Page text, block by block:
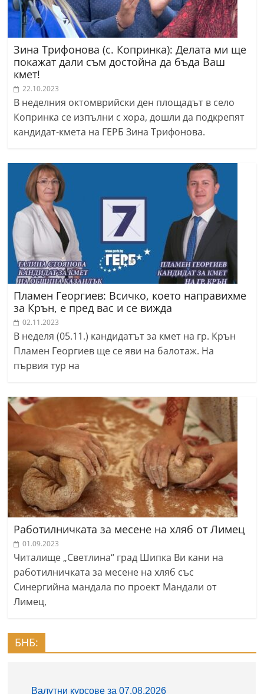
Зина Трифонова (с. Копринка): Делата ми ще
покажат дали съм достойна да бъда Ваш
кмет!
22.10.2023
В неделния октомврийски ден площадът в село
Копринка се изпълни с хора, дошли да подкрепят
кандидат-кмета на ГЕРБ Зина Трифонова.
Пламен Георгиев: Всичко, което направихме
за Крън, е пред вас и се вижда
02.11.2023
В неделя (05.11.) кандидатът за кмет на гр. Крън
Пламен Георгиев ще се яви на балотаж. На
първия тур на
Работилничката за месене на хляб от Лимец
01.09.2023
Читалище „Светлина“ град Шипка Ви кани на
работилничката за месене на хляб със
Синергийна мандала по проект Мандали от
Лимец,
БНБ: